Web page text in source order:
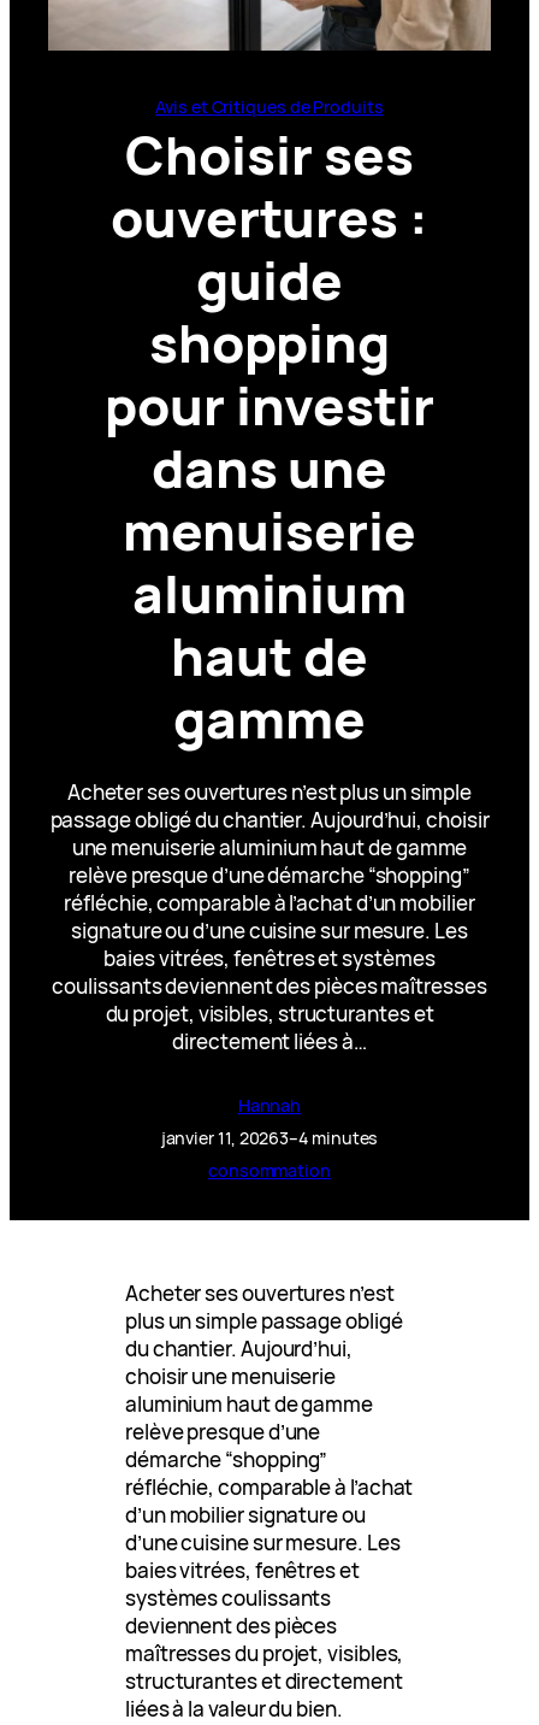
Avis et Critiques de Produits
Choisir ses
ouvertures :
guide
shopping
pour investir
dans une
menuiserie
aluminium
haut de
gamme
Acheter ses ouvertures n’est plus un simple
passage obligé du chantier. Aujourd’hui, choisir
une menuiserie aluminium haut de gamme
relève presque d’une démarche “shopping”
réfléchie, comparable à l’achat d’un mobilier
signature ou d’une cuisine sur mesure. Les
baies vitrées, fenêtres et systèmes
coulissants deviennent des pièces maîtresses
du projet, visibles, structurantes et
directement liées à…
Hannah
janvier 11, 20263–4 minutes
consommation
Acheter ses ouvertures n’est
plus un simple passage obligé
du chantier. Aujourd’hui,
choisir une menuiserie
aluminium haut de gamme
relève presque d’une
démarche “shopping”
réfléchie, comparable à l’achat
d’un mobilier signature ou
d’une cuisine sur mesure. Les
baies vitrées, fenêtres et
systèmes coulissants
deviennent des pièces
maîtresses du projet, visibles,
structurantes et directement
liées à la valeur du bien.